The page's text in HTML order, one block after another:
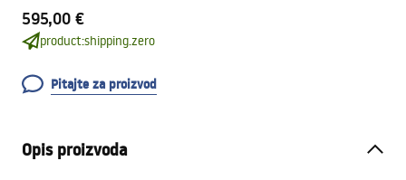
595,00 €
product:shipping.zero
Pitajte za proizvod
Opis proizvoda